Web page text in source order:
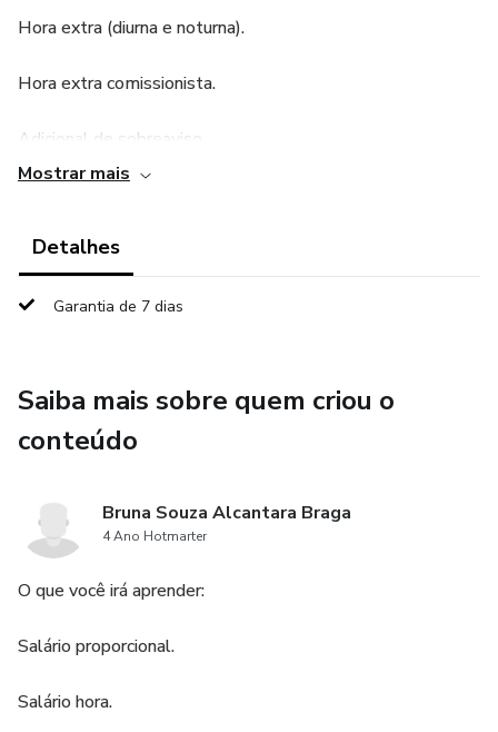
Hora extra (diurna e noturna).
Hora extra comissionista.
Adicional de sobreaviso.
Adicional periculosidade.
Adicional insalubridade.
Apontamento de Cartão.
Desconto de faltas.
Desconto de Vale-Transporte.
Desconto INSS.
Desconto IRRF.
Mostrar mais
Detalhes
Garantia de 7 dias
Saiba mais sobre quem criou o
conteúdo
Bruna Souza Alcantara Braga
4 Ano Hotmarter
O que você irá aprender:
Salário proporcional.
Salário hora.